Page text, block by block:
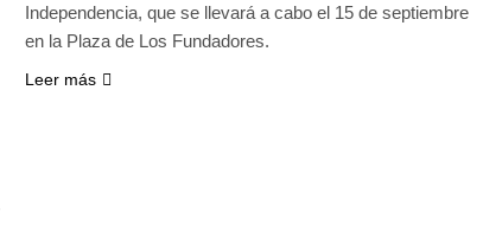
Independencia, que se llevará a cabo el 15 de septiembre
en la Plaza de Los Fundadores.
Leer más